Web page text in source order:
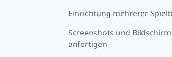
Einrichtung mehrerer
Screenshots und
anfertigen